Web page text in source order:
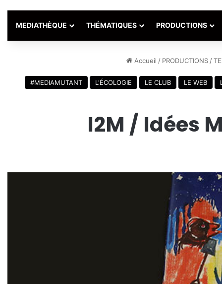
MEDIATHÈQUE THÉMATIQUES PRODUCTIONS
Accueil / PRODUCTIONS /
#MEDIAMUTANT L'ÉCOLOGIE LE CLUB LE WEB
I2M / Idées